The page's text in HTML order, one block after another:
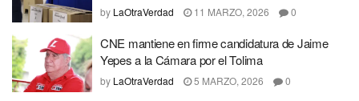
by LaOtraVerdad 11 MARZO, 2026 0
CNE mantiene en firme candidatura de Jaime
Yepes a la Cámara por el Tolima
by LaOtraVerdad 5 MARZO, 2026 0